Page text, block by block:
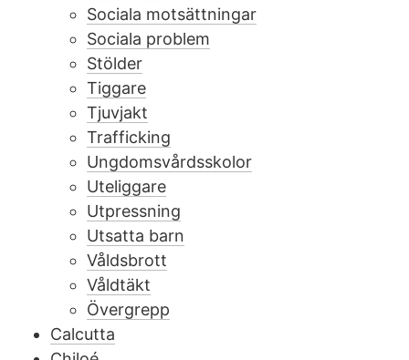
Sociala motsättningar
Sociala problem
Stölder
Tiggare
Tjuvjakt
Trafficking
Ungdomsvårdsskolor
Uteliggare
Utpressning
Utsatta barn
Våldsbrott
Våldtäkt
Övergrepp
Calcutta